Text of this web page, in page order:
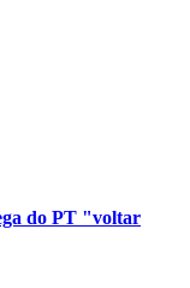
do PT "voltar